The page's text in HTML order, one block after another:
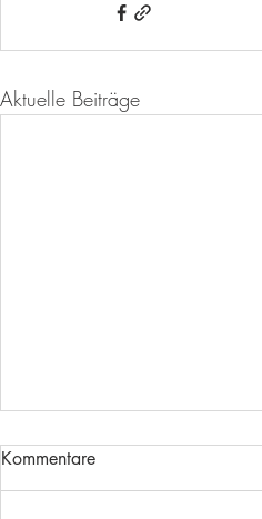
Aktuelle Beiträge
Kommentare